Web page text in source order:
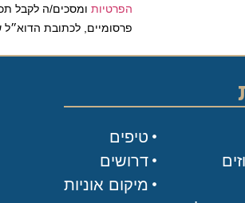
הפרטיותומסכים/ה לקבל תכנים
פרסומיים, לכתובת הדוא״ל שלי.
טיפים
דרושים
מיקום אוניות